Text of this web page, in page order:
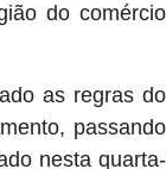
do comércio
as regras do
passando
nesta quarta-